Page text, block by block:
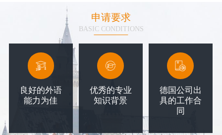
申请要求
BASIC CONDITIONS
良好的外语
能力为佳
优秀的专业
知识背景
德国公司出
具的工作合
同